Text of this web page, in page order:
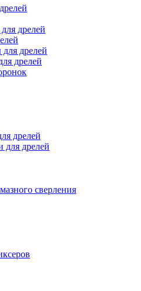
дрелей
дрелей
дрелей
дрелей
для дрелей
сверления